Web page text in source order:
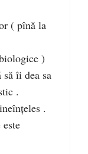
( pînă la
)
îi dea sa
.
.